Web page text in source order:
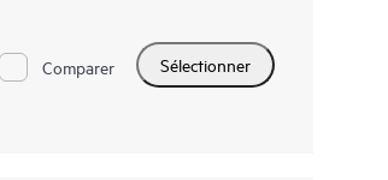
Comparer Sélectionner